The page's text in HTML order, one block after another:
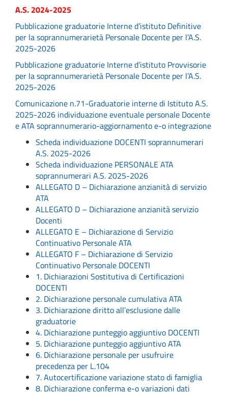
A.S. 2024-2025
Pubblicazione graduatorie Interne d’istituto Definitive
per la soprannumerarietà Personale Docente per l’A.S.
2025-2026
Pubblicazione graduatorie Interne d’istituto Provvisorie
per la soprannumerarietà Personale Docente per l’A.S.
2025-2026
Comunicazione n.71-Graduatorie interne di Istituto A.S.
2025-2026 individuazione eventuale personale Docente
e ATA soprannumerario-aggiornamento e-o integrazione
Scheda individuazione DOCENTI soprannumerari
A.S. 2025-2026
Scheda individuazione PERSONALE ATA
soprannumerari A.S. 2025-2026
ALLEGATO D – Dichiarazione anzianità di servizio
ATA
ALLEGATO D – Dichiarazione anzianità servizio
Docenti
ALLEGATO E – Dichiarazione di Servizio
Continuativo Personale ATA
ALLEGATO F – Dichiarazione di Servizio
Continuativo Personale DOCENTI
1. Dichiarazioni Sostitutiva di Certificazioni
DOCENTI
2. Dichiarazione personale cumulativa ATA
3. Dichiarazione diritto all’esclusione dalle
graduatorie
4. Dichiarazione punteggio aggiuntivo DOCENTI
5. Dichiarazione punteggio aggiuntivo ATA
6. Dichiarazione personale per usufruire
precedenza per L.104
7. Autocertificazione variazione stato di famiglia
8. Dichiarazione conferma e-o variazioni dati